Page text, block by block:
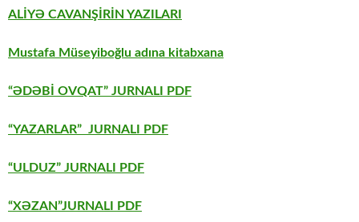
ALİYƏ CAVANŞİRİN YAZILARI
Mustafa Müseyiboğlu adına kitabxana
“ƏDƏBİ OVQAT” JURNALI PDF
“YAZARLAR” JURNALI PDF
“ULDUZ” JURNALI PDF
“XƏZAN”JURNALI PDF